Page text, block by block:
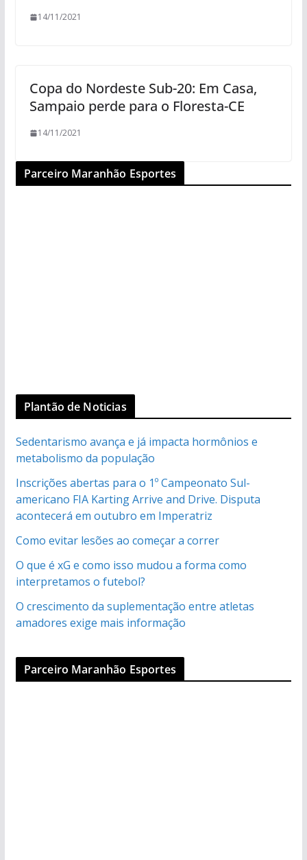
14/11/2021
Copa do Nordeste Sub-20: Em Casa,
Sampaio perde para o Floresta-CE
14/11/2021
Parceiro Maranhão Esportes
Plantão de Noticias
Sedentarismo avança e já impacta hormônios e
metabolismo da população
Inscrições abertas para o 1º Campeonato Sul-
americano FIA Karting Arrive and Drive. Disputa
acontecerá em outubro em Imperatriz
Como evitar lesões ao começar a correr
O que é xG e como isso mudou a forma como
interpretamos o futebol?
O crescimento da suplementação entre atletas
amadores exige mais informação
Parceiro Maranhão Esportes